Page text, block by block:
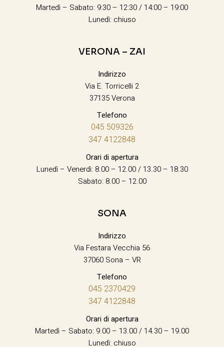
Martedì – Sabato: 9:30 – 12:30 / 14:00 – 19:00
Lunedì: chiuso
VERONA – ZAI
Indirizzo
Via E. Torricelli 2
37135 Verona
Telefono
045 509326
347 4122848
Orari di apertura
Lunedì – Venerdì: 8.00 – 12.00 / 13.30 – 18.30
Sabato: 8.00 – 12.00
SONA
Indirizzo
Via Festara Vecchia 56
37060 Sona – VR
Telefono
045 2370429
347 4122848
Orari di apertura
Martedì – Sabato: 9.00 – 13.00 / 14.30 – 19.00
Lunedì: chiuso